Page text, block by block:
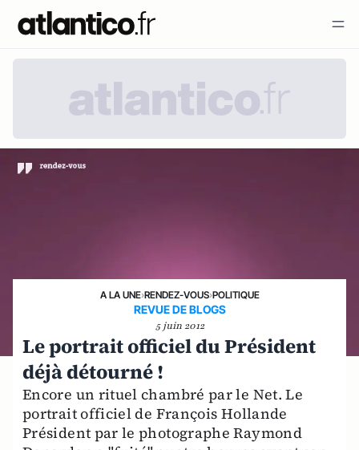
A LA UNE›RENDEZ-VOUS›POLITIQUE
REVUE DE BLOGS
5 juin 2012
Le portrait officiel du Président
déjà détourné !
Encore un rituel chambré par le Net. Le
portrait officiel de François Hollande
Président par le photographe Raymond